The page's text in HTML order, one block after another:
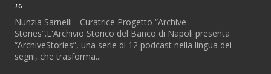
TG
Nunzia Sarnelli - Curatrice Progetto “Archive
Stories”.L'Archivio Storico del Banco di Napoli presenta
“ArchiveStories”, una serie di 12 podcast nella lingua dei
segni, che trasforma...